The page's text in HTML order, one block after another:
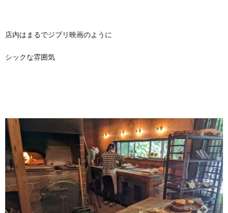
店内はまるでジブリ映画のように
シックな雰囲気